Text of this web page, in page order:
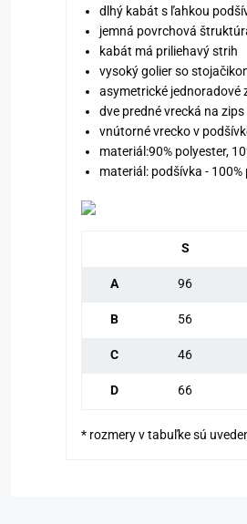
dlhý kabát s ľahkou
jemná povrchová
kabát má priliehavý strih
vysoký golier so
asymetrické jednoradové
dve predné vrecká na zips
vnútorné vrecko v
materiál:90% polyester,
materiál: podšívka - 100%
S
A 96
B 56
C 46
D 66
* rozmery v tabuľke sú